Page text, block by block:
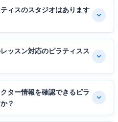
ィスのスタジオはあります
ッスン対応のピラティスス
ター情報を確認できるピラ
？